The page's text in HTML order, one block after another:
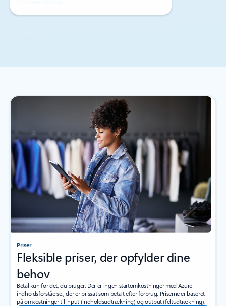
Priser
Fleksible priser, der opfylder dine
behov
Betal kun for det, du bruger. Der er ingen startomkostninger med Azure-
indholdsforståelse., der er prissat som betalt efter forbrug. Priserne er baseret
på omkostninger til input (indholdsudtrækning) og output (feltudtrækning).